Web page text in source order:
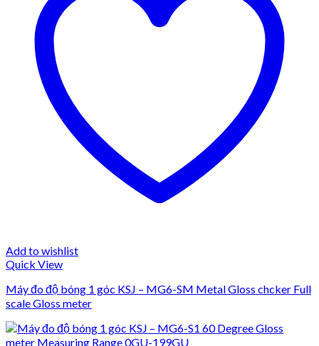
Add to wishlist
Quick View
Máy đo độ bóng 1 góc KSJ – MG6-SM Metal Gloss chcker Full
scale Gloss meter